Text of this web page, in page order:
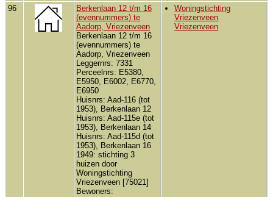
96
Berkenlaan 12 t/m 16
(evennummers) te
Aadorp, Vriezenveen
Berkenlaan 12 t/m 16
(evennummers) te
Aadorp, Vriezenveen
Leggernrs: 7331
Perceelnrs: E5380,
E5950, E6002, E6770,
E6950
Huisnrs: Aad-116 (tot
1953), Berkenlaan 12
Huisnrs: Aad-115e (tot
1953), Berkenlaan 14
Huisnrs: Aad-115d (tot
1953), Berkenlaan 16
1949: stichting 3
huizen door
Woningstichting
Vriezenveen [75021]
Bewoners:
Woningstichting
Vriezenveen
Vriezenveen